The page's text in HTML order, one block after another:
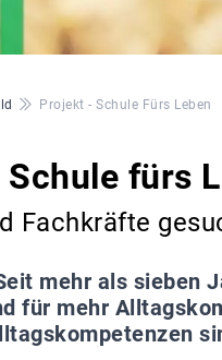
Projekt - Schule Fürs Leben
fürs
Fachkräfte
mehr als sieben
für mehr